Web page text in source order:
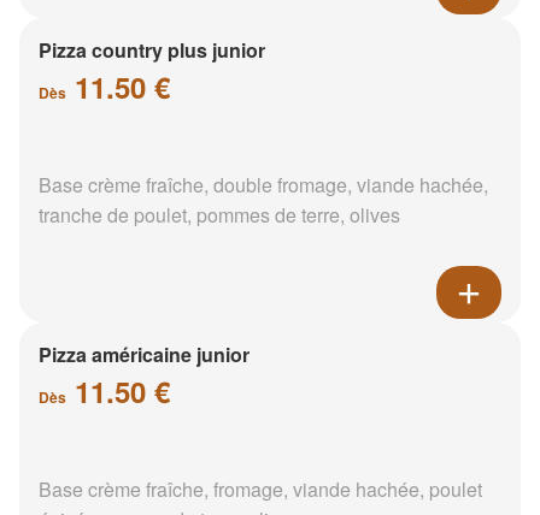
Pizza country plus junior
Dès 11.50 €
Base crème fraîche, double fromage, viande hachée,
tranche de poulet, pommes de terre, olives
Pizza américaine junior
Dès 11.50 €
Base crème fraîche, fromage, viande hachée, poulet